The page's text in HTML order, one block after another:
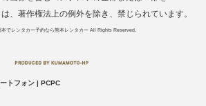
、著作権法上の例外を除き、禁じられています。
本でレンタカー予約なら熊本レンタカーAll Rights Reserved.
トフォン | PCPC